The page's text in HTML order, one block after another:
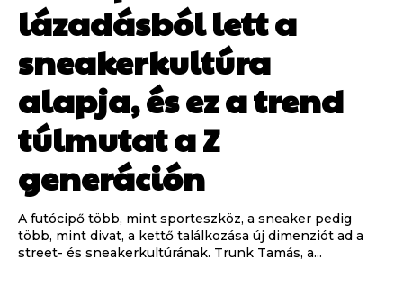
lázadásból lett a
sneakerkultúra
alapja, és ez a trend
túlmutat a Z
generáción
A futócipő több, mint sporteszköz, a sneaker pedig
több, mint divat, a kettő találkozása új dimenziót ad a
street- és sneakerkultúrának. Trunk Tamás, a...